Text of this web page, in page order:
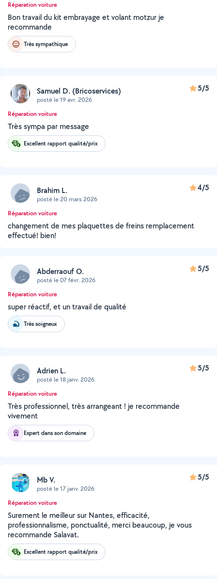
Réparation voiture
Bon travail du kit embrayage et volant motzur je
recommande
Très sympathique
Samuel D. (Bricoservices)
posté le 19 avr. 2026
5/5
Réparation voiture
Très sympa par message
Excellent rapport qualité/prix
Brahim L.
posté le 20 mars 2026
4/5
Réparation voiture
changement de mes plaquettes de freins remplacement
effectué! bien!
Abderraouf O.
posté le 07 févr. 2026
5/5
Réparation voiture
super réactif, et un travail de qualité
Très soigneux
Adrien L.
posté le 18 janv. 2026
5/5
Réparation voiture
Très professionnel, très arrangeant ! je recommande
vivement
Expert dans son domaine
Mb V.
posté le 17 janv. 2026
5/5
Réparation voiture
Surement le meilleur sur Nantes, efficacité,
professionnalisme, ponctualité, merci beaucoup, je vous
recommande Salavat.
Excellent rapport qualité/prix